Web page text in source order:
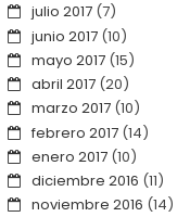
julio 2017(7)
junio 2017(10)
mayo 2017(15)
abril 2017(20)
marzo 2017(10)
febrero 2017(14)
enero 2017(10)
diciembre 2016 (11)
noviembre 2016 (14)